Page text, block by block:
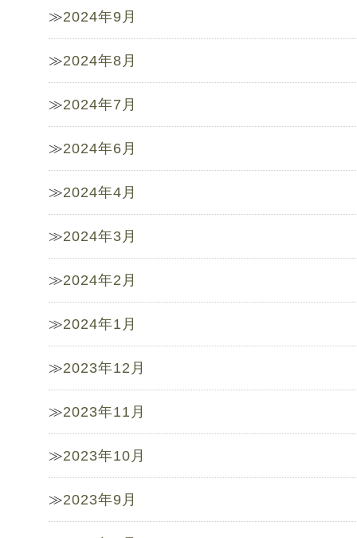
2024年9月
2024年8月
2024年7月
2024年6月
2024年4月
2024年3月
2024年2月
2024年1月
2023年12月
2023年11月
2023年10月
2023年9月